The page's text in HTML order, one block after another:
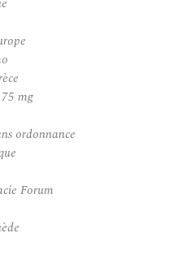
mg
ordonnance
Forum